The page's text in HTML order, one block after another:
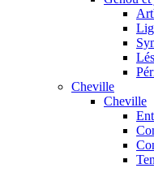
Cheville
Cheville